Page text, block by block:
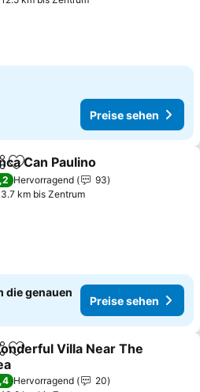
Preise sehen
Zu Favoriten hinzufügen
Can Paulino
Hervorragend
93
3.7 km bis Zentrum
die genauen
Preise sehen
Zu Favoriten hinzufügen
Villa Near The
Hervorragend
20